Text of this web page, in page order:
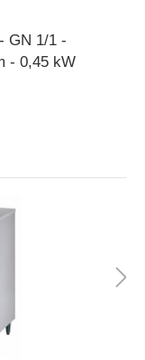
GN 1/1 -
- 0,45 kW